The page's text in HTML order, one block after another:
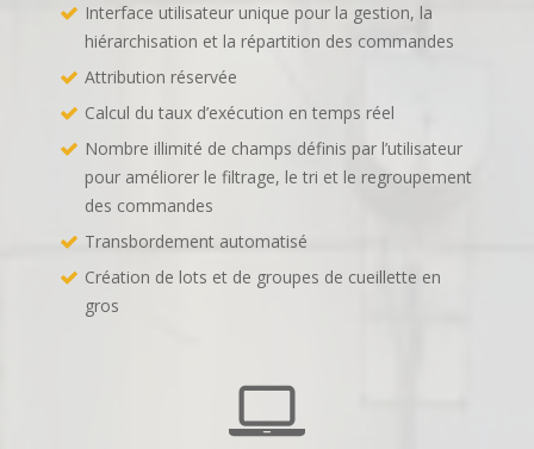
Interface utilisateur unique pour la gestion, la
hiérarchisation et la répartition des commandes
Attribution réservée
Calcul du taux d’exécution en temps réel
Nombre illimité de champs définis par l’utilisateur
pour améliorer le filtrage, le tri et le regroupement
des commandes
Transbordement automatisé
Création de lots et de groupes de cueillette en
gros